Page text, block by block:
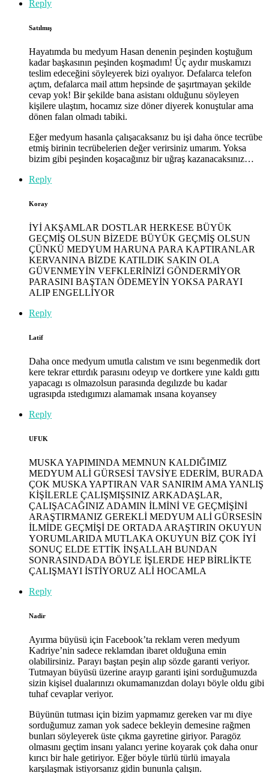
Reply
Satılmış
Hayatımda bu medyum Hasan denenin peşinden koştuğum
kadar başkasının peşinden koşmadım! Üç aydır muskamızı
teslim edeceğini söyleyerek bizi oyalıyor. Defalarca telefon
açtım, defalarca mail attım hepsinde de şaşırtmayan şekilde
cevap yok! Bir şekilde bana asistanı olduğunu söyleyen
kişilere ulaştım, hocamız size döner diyerek konuştular ama
dönen falan olmadı tabiki.
Eğer medyum hasanla çalışacaksanız bu işi daha önce tecrübe
etmiş birinin tecrübelerien değer verirsiniz umarım. Yoksa
bizim gibi peşinden koşacağınız bir uğraş kazanacaksınız…
Reply
Koray
İYİ AKŞAMLAR DOSTLAR HERKESE BÜYÜK
GEÇMİŞ OLSUN BİZEDE BÜYÜK GEÇMİŞ OLSUN
ÇÜNKÜ MEDYUM HARUNA PARA KAPTIRANLAR
KERVANINA BİZDE KATILDIK SAKIN OLA
GÜVENMEYİN VEFKLERİNİZİ GÖNDERMİYOR
PARASINI BAŞTAN ÖDEMEYİN YOKSA PARAYI
ALIP ENGELLİYOR
Reply
Latif
Daha once medyum umutla calıstım ve ısını begenmedik dort
kere tekrar ettırdık parasını odeyıp ve dortkere yıne kaldı gıttı
yapacagı ıs olmazolsun parasında degılızde bu kadar
ugrasıpda ıstedıgımızı alamamak ınsana koyansey
Reply
UFUK
MUSKA YAPIMINDA MEMNUN KALDIĞIMIZ
MEDYUM ALİ GÜRSESİ TAVSİYE EDERİM, BURADA
ÇOK MUSKA YAPTIRAN VAR SANIRIM AMA YANLIŞ
KİŞİLERLE ÇALIŞMIŞSINIZ ARKADAŞLAR,
ÇALIŞACAĞINIZ ADAMIN İLMİNİ VE GEÇMİŞİNİ
ARAŞTIRMANIZ GEREKLİ MEDYUM ALİ GÜRSESİN
İLMİDE GEÇMİŞİ DE ORTADA ARAŞTIRIN OKUYUN
YORUMLARIDA MUTLAKA OKUYUN BİZ ÇOK İYİ
SONUÇ ELDE ETTİK İNŞALLAH BUNDAN
SONRASINDADA BÖYLE İŞLERDE HEP BİRLİKTE
ÇALIŞMAYI İSTİYORUZ ALİ HOCAMLA
Reply
Nadir
Ayırma büyüsü için Facebook’ta reklam veren medyum
Kadriye’nin sadece reklamdan ibaret olduğuna emin
olabilirsiniz. Parayı baştan peşin alıp sözde garanti veriyor.
Tutmayan büyüsü üzerine arayıp garanti işini sorduğumuzda
sizin kişisel dualarınızı okumamanızdan dolayı böyle oldu gibi
tuhaf cevaplar veriyor.
Büyünün tutması için bizim yapmamız gereken var mı diye
sorduğumuz zaman yok sadece bekleyin demesine rağmen
bunları söyleyerek üste çıkma gayretine giriyor. Paragöz
olmasını geçtim insanı yalancı yerine koyarak çok daha onur
kırıcı bir hale getiriyor. Eğer böyle türlü türlü imayala
karşılaşmak istiyorsanız gidin bununla çalışın.